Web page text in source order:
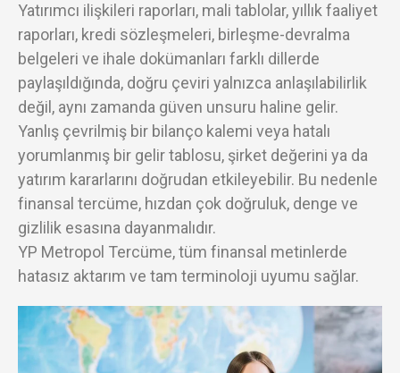
Yatırımcı ilişkileri raporları, mali tablolar, yıllık faaliyet
raporları, kredi sözleşmeleri, birleşme-devralma
belgeleri ve ihale dokümanları farklı dillerde
paylaşıldığında, doğru çeviri yalnızca anlaşılabilirlik
değil, aynı zamanda güven unsuru haline gelir.
Yanlış çevrilmiş bir bilanço kalemi veya hatalı
yorumlanmış bir gelir tablosu, şirket değerini ya da
yatırım kararlarını doğrudan etkileyebilir. Bu nedenle
finansal tercüme, hızdan çok doğruluk, denge ve
gizlilik esasına dayanmalıdır.
YP Metropol Tercüme, tüm finansal metinlerde
hatasız aktarım ve tam terminoloji uyumu sağlar.